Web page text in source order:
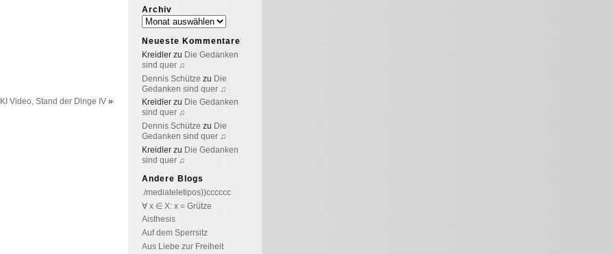
KI Video, Stand der Dinge IV »
Archiv
Neueste Kommentare
Kreidler zu Die Gedanken
sind quer ♫
Dennis Schütze zu Die
Gedanken sind quer ♫
Kreidler zu Die Gedanken
sind quer ♫
Dennis Schütze zu Die
Gedanken sind quer ♫
Kreidler zu Die Gedanken
sind quer ♫
Andere Blogs
./mediateletipos))cccccc
∀ x ∈ X: x = Grütze
Aisthesis
Auf dem Sperrsitz
Aus Liebe zur Freiheit